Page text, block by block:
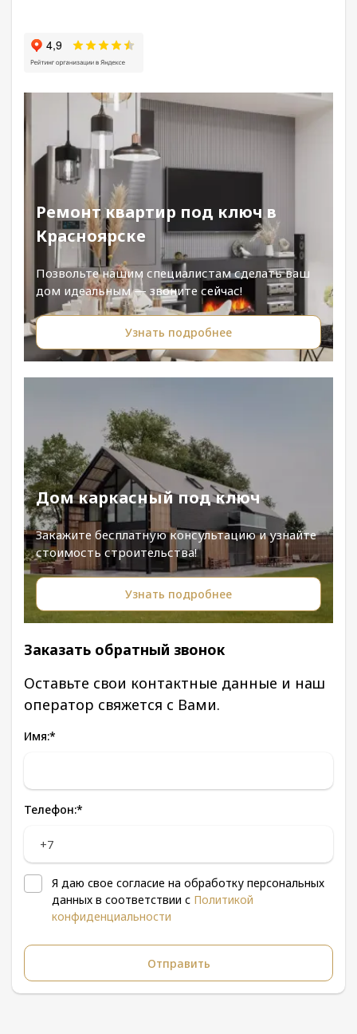
Ремонт квартир под ключ в
Красноярске
Позвольте нашим специалистам сделать ваш
дом идеальным — звоните сейчас!
Узнать подробнее
Дом каркасный под ключ
Закажите бесплатную консультацию и узнайте
стоимость строительства!
Узнать подробнее
Заказать обратный звонок
Оставьте свои контактные данные и наш
оператор свяжется с Вами.
Имя:*
Телефон:*
Я даю свое согласие на обработку персональных
данных в соответствии с Политикой
конфиденциальности